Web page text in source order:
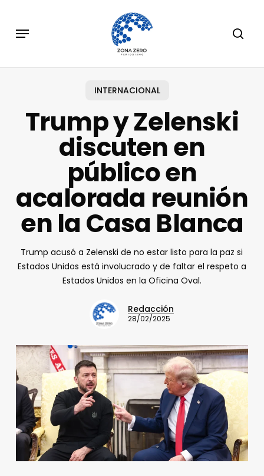
main
Menu
INTERNACIONAL
Trump y Zelenski
discuten en
público en
acalorada reunión
en la Casa Blanca
Trump acusó a Zelenski de no estar listo para la paz si
Estados Unidos está involucrado y de faltar el respeto a
Estados Unidos en la Oficina Oval.
Redacción
28/02/2025